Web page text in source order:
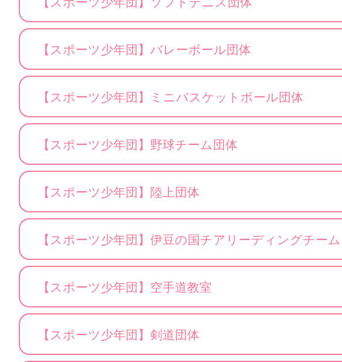
【スポーツ少年団】バレーボール団体
【スポーツ少年団】ミニバスケットボール団体
【スポーツ少年団】野球チーム団体
【スポーツ少年団】陸上団体
【スポーツ少年団】伊豆の国チアリーディングチーム
【スポーツ少年団】空手道教室
【スポーツ少年団】剣道団体